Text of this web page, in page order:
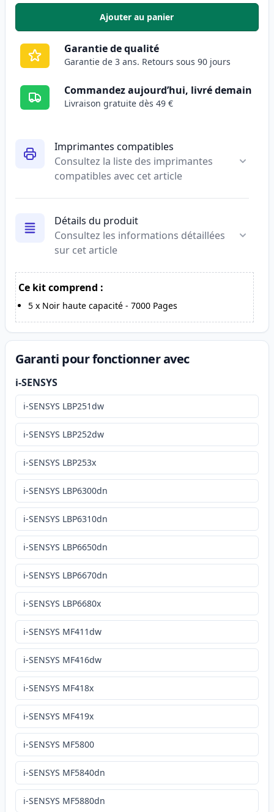
Imprimantes compatibles
Consultez la liste des imprimantes
compatibles avec cet article
Détails du produit
Consultez les informations détaillées
sur cet article
Ce kit comprend :
5 x Noir haute capacité - 7000 Pages
Ajouter au panier
,Pack de 5 Canon CRG 719 H
Garantie de qualité
Garantie de 3 ans. Retours sous 90 jours
Commandez aujourd’hui, livré demain
Livraison gratuite dès 49 €
Garanti pour fonctionner avec
i-SENSYS
i-SENSYS LBP251dw
i-SENSYS LBP252dw
i-SENSYS LBP253x
i-SENSYS LBP6300dn
i-SENSYS LBP6310dn
i-SENSYS LBP6650dn
i-SENSYS LBP6670dn
i-SENSYS LBP6680x
i-SENSYS MF411dw
i-SENSYS MF416dw
i-SENSYS MF418x
i-SENSYS MF419x
i-SENSYS MF5800
i-SENSYS MF5840dn
i-SENSYS MF5880dn